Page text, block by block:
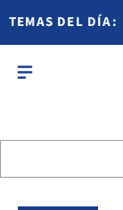
TEMAS DEL DÍA: